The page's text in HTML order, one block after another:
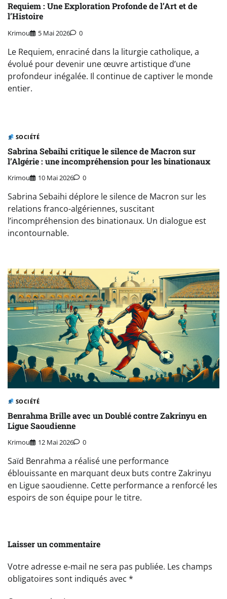
Requiem : Une Exploration Profonde de l’Art et de
l’Histoire
Krimou 5 Mai 2026 0
Le Requiem, enraciné dans la liturgie catholique, a
évolué pour devenir une œuvre artistique d’une
profondeur inégalée. Il continue de captiver le monde
entier.
SOCIÉTÉ
Sabrina Sebaihi critique le silence de Macron sur
l’Algérie : une incompréhension pour les binationaux
Krimou 10 Mai 2026 0
Sabrina Sebaihi déplore le silence de Macron sur les
relations franco-algériennes, suscitant
l’incompréhension des binationaux. Un dialogue est
incontournable.
SOCIÉTÉ
Benrahma Brille avec un Doublé contre Zakrinyu en
Ligue Saoudienne
Krimou 12 Mai 2026 0
Saïd Benrahma a réalisé une performance
éblouissante en marquant deux buts contre Zakrinyu
en Ligue saoudienne. Cette performance a renforcé les
espoirs de son équipe pour le titre.
Laisser un commentaire
Votre adresse e-mail ne sera pas publiée. Les champs
obligatoires sont indiqués avec *